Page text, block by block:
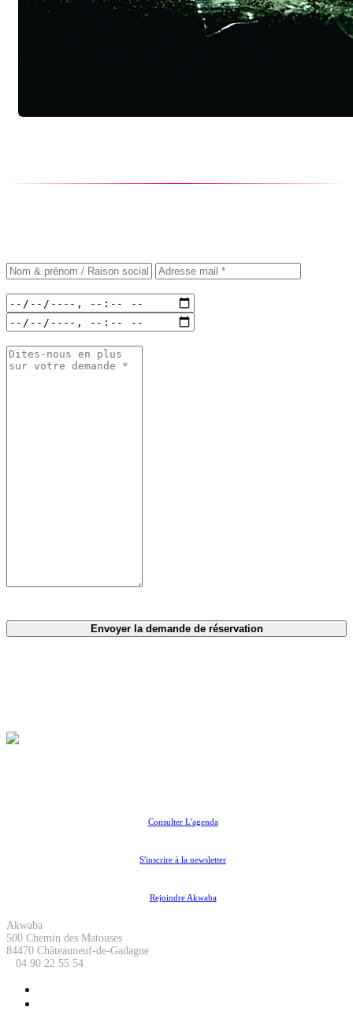
Envoyer la demande de réservation
Consulter L'agenda
S'inscrire à la newsletter
Rejoindre Akwaba
Akwaba
500 Chemin des Matouses
84470 Châteauneuf-de-Gadagne
04 90 22 55 54